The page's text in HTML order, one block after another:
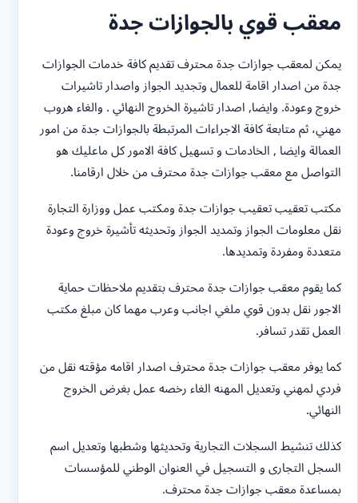
معقب قوي بالجوازات جدة
يمكن لمعقب جوازات جدة محترف تقديم كافة خدمات الجوازات
جدة من اصدار اقامة للعمال وتجديد الجواز واصدار تاشيرات
خروج وعودة. وايضا, اصدار تاشيرة الخروج النهائي . والغاء هروب
مهني، ثم متابعة كافة الاجراءات المرتبطة بالجوازات جدة من امور
العمالة وايضا , الخادمات و تسهيل كافة الامور كل ماعليك هو
التواصل مع معقب جوازات جدة محترف من خلال ارقامنا.
مكتب تعقيب تعقيب جوازات جدة ومكتب عمل ووزارة التجارة
نقل معلومات الجواز وتمديد الجواز وتحديثه تأشيرة خروج وعودة
متعددة ومفردة وتمديدها.
كما يقوم معقب جوازات جدة محترف بتقديم ملاحظات حماية
الاجور نقل بدون قوي ملغي اجانب وعرب مهما كان مبلغ مكتب
العمل تقدر تسافر.
كما يوفر معقب جوازات جدة محترف اصدار اقامه مؤقته نقل من
فردي لمهني وتعديل المهنه الغاء رخصه عمل بغرض الخروج
النهائي.
كذلك تنشيط السجلات التجارية وتحديثها وشطبها وتعديل اسم
السجل التجارى و التسجيل في العنوان الوطني للمؤسسات
بمساعدة معقب جوازات جدة محترف.